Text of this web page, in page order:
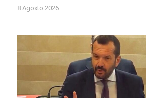
8 Agosto 2026